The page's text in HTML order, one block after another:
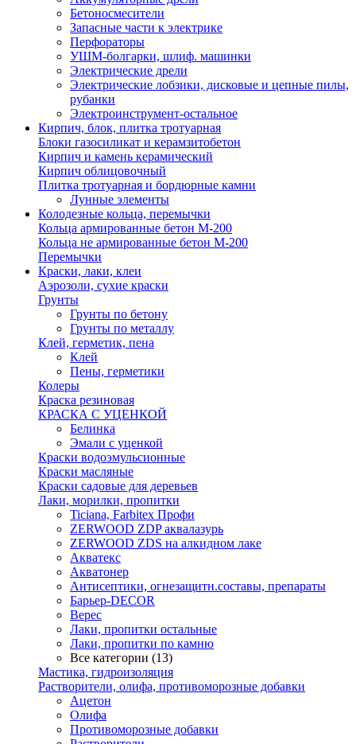
Бетоносмесители
Запасные части к электрике
Перфораторы
УШМ-болгарки, шлиф. машинки
Электрические дрели
Электрические лобзики, дисковые и цепные пилы,
рубанки
Электроинструмент-остальное
Кирпич, блок, плитка тротуарная
Блоки газосиликат и керамзитобетон
Кирпич и камень керамический
Кирпич облицовочный
Плитка тротуарная и бордюрные камни
Лунные элементы
Колодезные кольца, перемычки
Кольца армированные бетон М-200
Кольца не армированные бетон М-200
Перемычки
Краски, лаки, клеи
Аэрозоли, сухие краски
Грунты
Грунты по бетону
Грунты по металлу
Клей, герметик, пена
Клей
Пены, герметики
Колеры
Краска резиновая
КРАСКА С УЦЕНКОЙ
Белинка
Эмали с уценкой
Краски водоэмульсионные
Краски масляные
Краски садовые для деревьев
Лаки, морилки, пропитки
Ticiana, Farbitex Профи
ZERWOOD ZDP аквалазурь
ZERWOOD ZDS на алкидном лаке
Акватекс
Акватонер
Антисептики, огнезащитн.составы, препараты
Барьер-DECOR
Верес
Лаки, пропитки остальные
Лаки, пропитки по камню
Все категории (13)
Мастика, гидроизоляция
Растворители, олифа, противоморозные добавки
Ацетон
Олифа
Противоморозные добавки